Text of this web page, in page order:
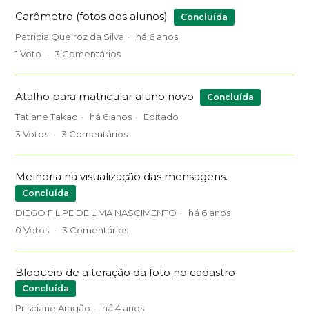
Carômetro (fotos dos alunos) Concluída
Patricia Queiroz da Silva
há 6 anos
1 Voto 3 Comentários
Atalho para matricular aluno novo Concluída
Tatiane Takao há 6 anos
Editado
3 Votos 3 Comentários
Melhoria na visualização das mensagens.
Concluída
DIEGO FILIPE DE LIMA NASCIMENTO
há 6 anos
0 Votos 3 Comentários
Bloqueio de alteração da foto no cadastro
Concluída
Prisciane Aragão
há 4 anos